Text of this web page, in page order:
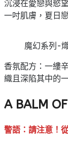
沉浸在愛戀與慾
一吋肌膚，夏日
魔幻系列-
香氛配方：一縷
織且深陷其中的
A BALM
警語：請注意！